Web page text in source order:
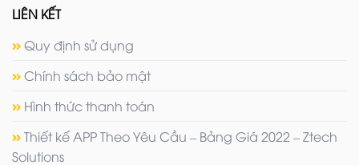
LIÊN KẾT
Quy định sử dụng
Chính sách bảo mật
Hình thức thanh toán
Thiết kế APP Theo Yêu Cầu – Bảng Giá 2022 – Ztech
Solutions